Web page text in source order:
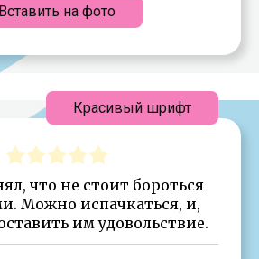
Вставить на фото
что не стоит бороться
Можно испачкаться, и,
им удовольствие.
Красивый шрифт